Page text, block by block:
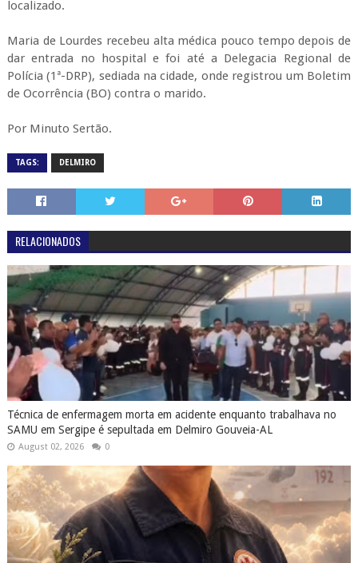
localizado.
Maria de Lourdes recebeu alta médica pouco tempo depois de
dar entrada no hospital e foi até a Delegacia Regional de
Polícia (1ª-DRP), sediada na cidade, onde registrou um Boletim
de Ocorrência (BO) contra o marido.
Por Minuto Sertão.
TAGS: DELMIRO
RELACIONADOS
Técnica de enfermagem morta em acidente enquanto trabalhava no
SAMU em Sergipe é sepultada em Delmiro Gouveia-AL
August 02, 2026 0